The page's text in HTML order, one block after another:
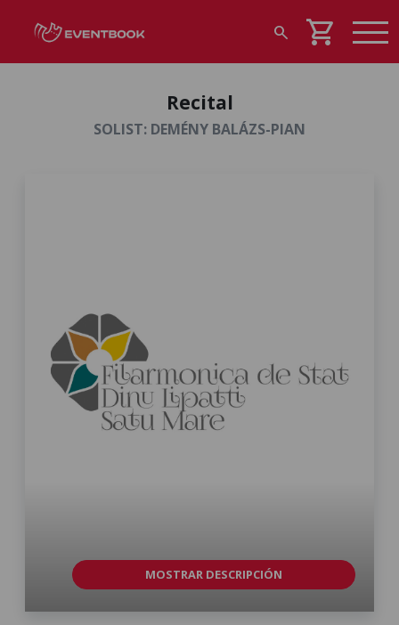
search shopping_cart
Recital
SOLIST: DEMÉNY BALÁZS-PIAN
MOSTRAR DESCRIPCIÓN